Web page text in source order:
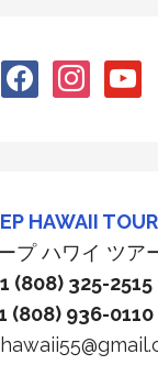
facebookinstagram
HAWAII
プ ハワイ ツア
(808) 325-2515
(808) 936-0110